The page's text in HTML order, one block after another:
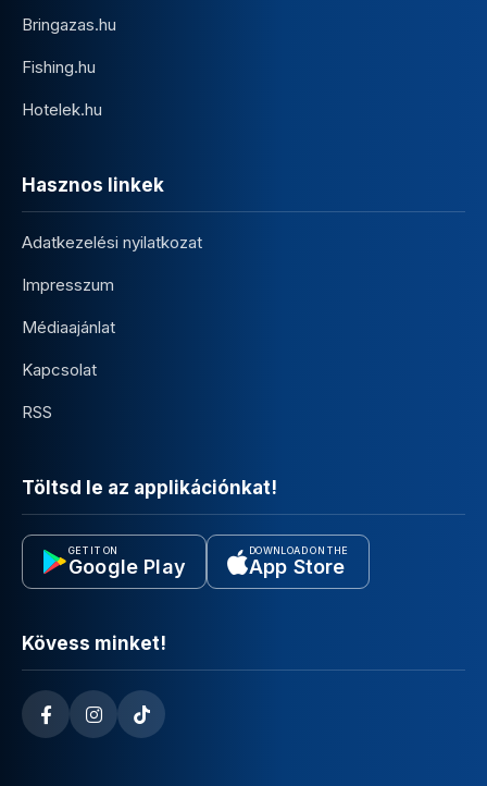
Bringazas.hu
Fishing.hu
Hotelek.hu
Hasznos linkek
Adatkezelési nyilatkozat
Impresszum
Médiaajánlat
Kapcsolat
RSS
Töltsd le az applikációnkat!
GET IT ON
Google Play
DOWNLOAD ON THE
App Store
Kövess minket!